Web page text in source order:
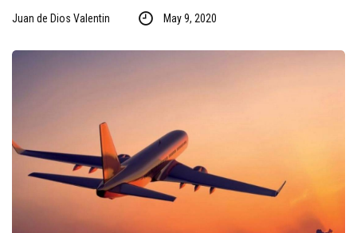
Juan de Dios Valentin May 9, 2020